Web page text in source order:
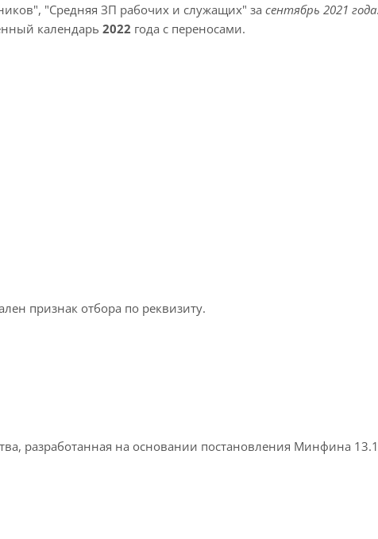
"Средняя ЗП рабочих и служащих" за сентябрь 2021 года
календарь 2022 года с переносами.
признак отбора по реквизиту.
разработанная на основании постановления Минфина